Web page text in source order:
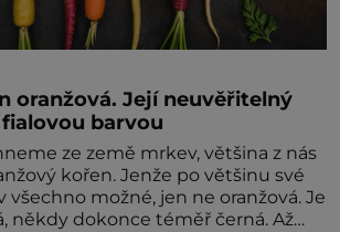
oranžová. Její neuvěřitelný
barvou
ze země mrkev, většina z nás
kořen. Jenže po většinu své
všechno možné, jen ne oranžová. Je
někdy dokonce téměř černá. Až